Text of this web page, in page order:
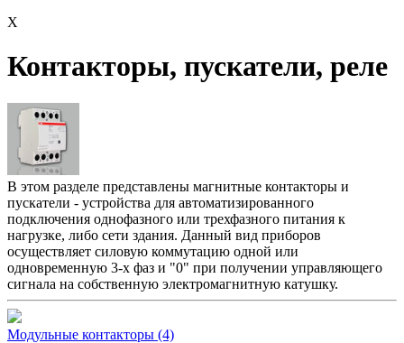
X
Контакторы, пускатели, реле
В этом разделе представлены магнитные контакторы и
пускатели - устройства для автоматизированного
подключения однофазного или трехфазного питания к
нагрузке, либо сети здания. Данный вид приборов
осуществляет силовую коммутацию одной или
одновременную 3-х фаз и "0" при получении управляющего
сигнала на собственную электромагнитную катушку.
Модульные контакторы (4)